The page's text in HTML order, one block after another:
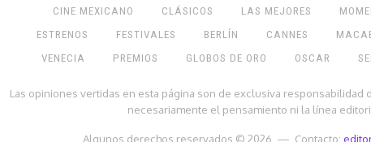
CINE MEXICANO CLÁSICOS LAS MEJORES
ESTRENOS
FESTIVALES BERLÍN CANNES
VENECIA
PREMIOS GLOBOS DE ORO OSCAR
Las opiniones vertidas en esta página son de exclusiva responsabilidad
necesariamente el pensamiento ni la línea
Algunos derechos reservados © 2026 — Contacto: